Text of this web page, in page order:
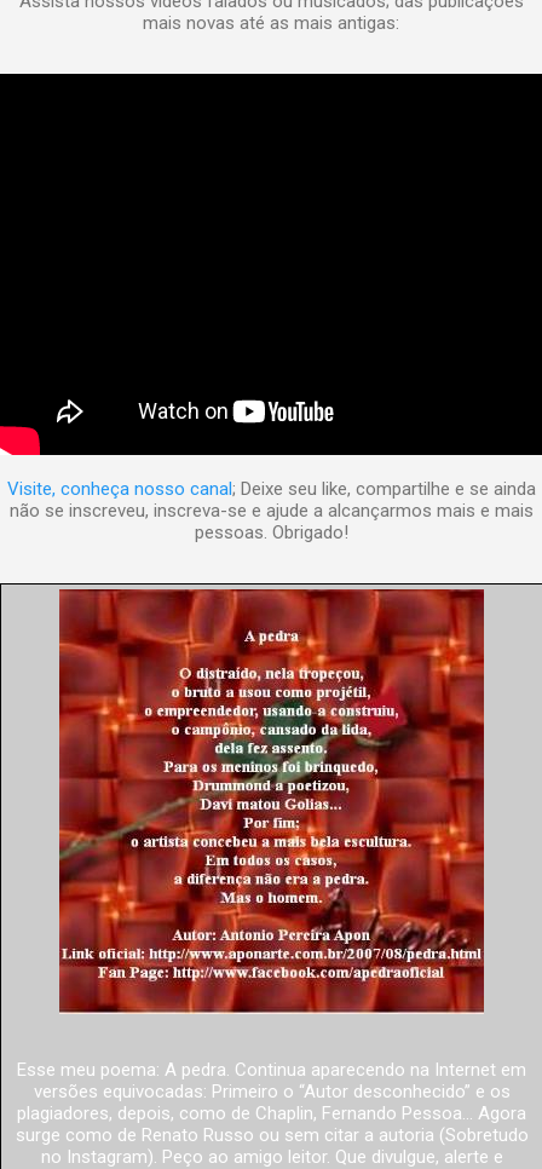
mais novas até as mais antigas:
Visite, conheça nosso canal; Deixe seu like, compartilhe e se ainda
não se inscreveu, inscreva-se e ajude a alcançarmos mais e mais
pessoas. Obrigado!
Esse meu poema: A pedra. Continua aparecendo na Internet em
versões equivocadas: Primeiro o “Autor desconhecido” e os
plagiadores, depois, como de Chaplin, Fernando Pessoa... Agora
surge como de Renato Russo ou sem citar a autoria (Sobretudo
no Instagram). Peço ao amigo leitor. Que divulgue, alerte e